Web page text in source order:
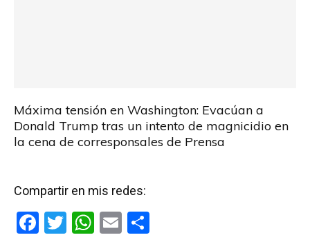
Máxima tensión en Washington: Evacúan a
Donald Trump tras un intento de magnicidio en
la cena de corresponsales de Prensa
Compartir en mis redes:
F
T
W E